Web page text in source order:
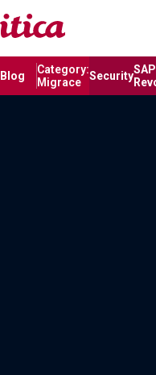
Blog
Category:
Migrace
SecuritySAP